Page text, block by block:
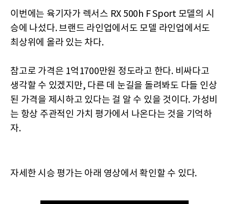
이번에는 육기자가 렉서스 RX 500h F Sport 모델의 시
승에 나섰다. 브랜드 라인업에서도 모델 라인업에서도
최상위에 올라 있는 차다.
참고로 가격은 1억1700만원 정도라고 한다. 비싸다고
생각할 수 있겠지만, 다른 데 눈길을 돌려봐도 다들 인상
된 가격을 제시하고 있다는 걸 알 수 있을 것이다. 가성비
는 항상 주관적인 가치 평가에서 나온다는 것을 기억하
자.
자세한 시승 평가는 아래 영상에서 확인할 수 있다.